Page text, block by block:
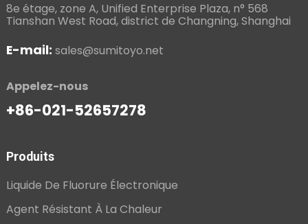
8e étage, zone A, Unified Enterprise Plaza, n° 568
Tianshan West Road, district de Changning, Shanghai
E-mail: sales@sumitoyo.net
Appelez-nous
+86-021-52657278
Produits
Liquide De Fluorure Électronique
Agent Résistant À La Chaleur